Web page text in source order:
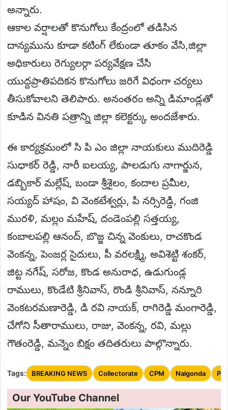
అన్నారు.
ఆకాల వర్షాలతో కొనుగోలు కేంద్రంలో తడిసిన
దాన్యమును కూడా కటింగ్ లేకుండా తూకం వేసి,జిల్లా
అధికారులు రెగ్యులర్గా పర్యవేక్షణ చేసి
యుద్దప్రాతిపదికన కొనుగోలు జరిగే విధంగా చర్యలు
తీసుకోవాలని తెలిపారు. అనంతరం అన్ని డిమాండ్లతో
కూడిన వినతి పత్రాన్ని జిల్లా కలెక్టర్కు అందజేశారు.
ఈ కార్యక్రమంలో సి పి ఎం జిల్లా నాయకులు ముదిరెడ్డి
సుధాకర్ రెడ్డి, నారీ ఐలయ్య, పాలడుగు నాగార్జున,
డబ్బికార్ మల్లేష్, బండా శ్రీశైలం, కందాల ప్రమీల,
సయ్యద్ హాషం, వి వెంకటేశ్వర్లు, పి నర్సిరెడ్డి, గంజి
మురళి, మల్లం మహేష్, దండెంపల్లి సత్తయ్య,
కంబాలపల్లి ఆనంద్, బొజ్జ చిన్న వెంకులు, రాచకొండ
వెంకన్న, పెంజర్ల సైదులు, పీ వరలక్ష్మి, అవిశెట్టి శంకర్,
జిట్ట నగేష్, సరోజ, కొండ అనురాధ, ఉడుగుండ్ల
రాములు, కొండేటి శ్రీనివాస్, రొండి శ్రీనివాస్, నన్నూరి
వెంకటరమణారెడ్డి, డి రవి నాయక్, రాగిరెడ్డి మంగారెడ్డి,
చేగోని సీతారాములు, రాజు, వెంకన్న, రవి, మల్లు
గౌతంరెడ్డి, మన్నెం బిక్షం తదితరులు పాల్గొన్నారు.
Tags: BREAKING NEWS Collectorate CPM Nalgonda
Our YouTube Channel